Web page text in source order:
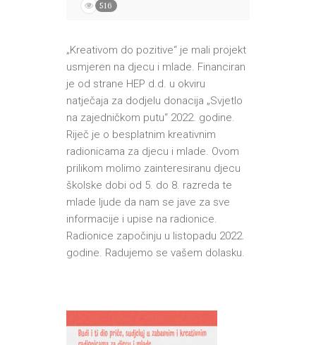
516
„Kreativom do pozitive“ je mali projekt
usmjeren na djecu i mlade. Financiran
je od strane HEP d.d. u okviru
natječaja za dodjelu donacija „Svjetlo
na zajedničkom putu“ 2022. godine.
Riječ je o besplatnim kreativnim
radionicama za djecu i mlade. Ovom
prilikom molimo zainteresiranu djecu
školske dobi od 5. do 8. razreda te
mlade ljude da nam se jave za sve
informacije i upise na radionice.
Radionice započinju u listopadu 2022.
godine. Radujemo se vašem dolasku.